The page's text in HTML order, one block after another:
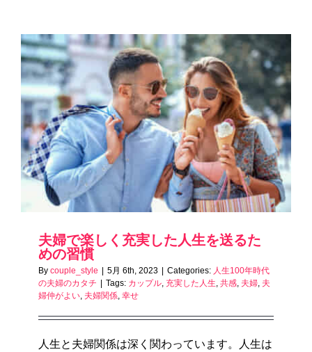
夫婦で楽しく充実した人生を送るた
めの習慣
By couple_style | 5月 6th, 2023 | Categories: 人生100年時代
の夫婦のカタチ | Tags: カップル 充実した人生 共感 夫婦 夫
婦仲がよい 夫婦関係 幸せ
人生と夫婦関係は深く関わっています。人生は